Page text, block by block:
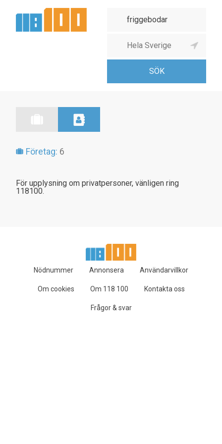
Företag: 6
För upplysning om privatpersoner, vänligen ring
118100.
Nödnummer Annonsera Användarvillkor
Om cookies Om 118 100 Kontakta oss
Frågor & svar